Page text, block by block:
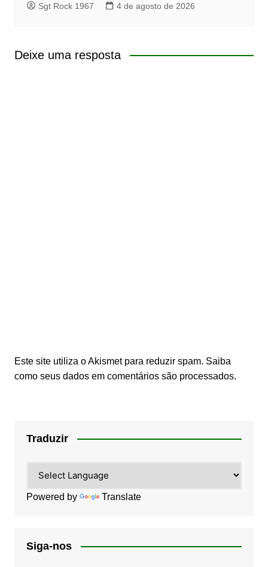
Sgt Rock 1967 4 de agosto de 2026
Deixe uma resposta
Este site utiliza o Akismet para reduzir spam. Saiba
como seus dados em comentários são processados.
Traduzir
Powered by Translate
Siga-nos